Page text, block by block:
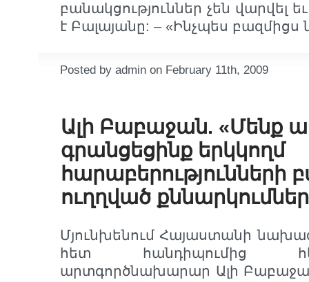
բանակցություններ չեն վարվել
է Բալայանը: – «Ինչպես բազմիցս
Posted by admin on February 11th, 2009
Ալի Բաբաջան. «Մենք
գրանցեցինք երկկողմ
հարաբերությունների
ուղղված
Մյունխենում Հայաստանի
հետ հանդիպումից
արտգործնախարար Ալի